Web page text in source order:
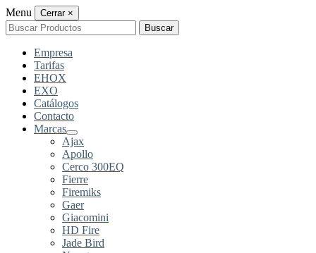
Menu Cerrar ×
Buscar
por:
Buscar
Empresa
Tarifas
EHOX
EXO
Catálogos
Contacto
Marcas
Ajax
Apollo
Cerco 300EQ
Fierre
Firemiks
Gaer
Giacomini
HD Fire
Jade Bird